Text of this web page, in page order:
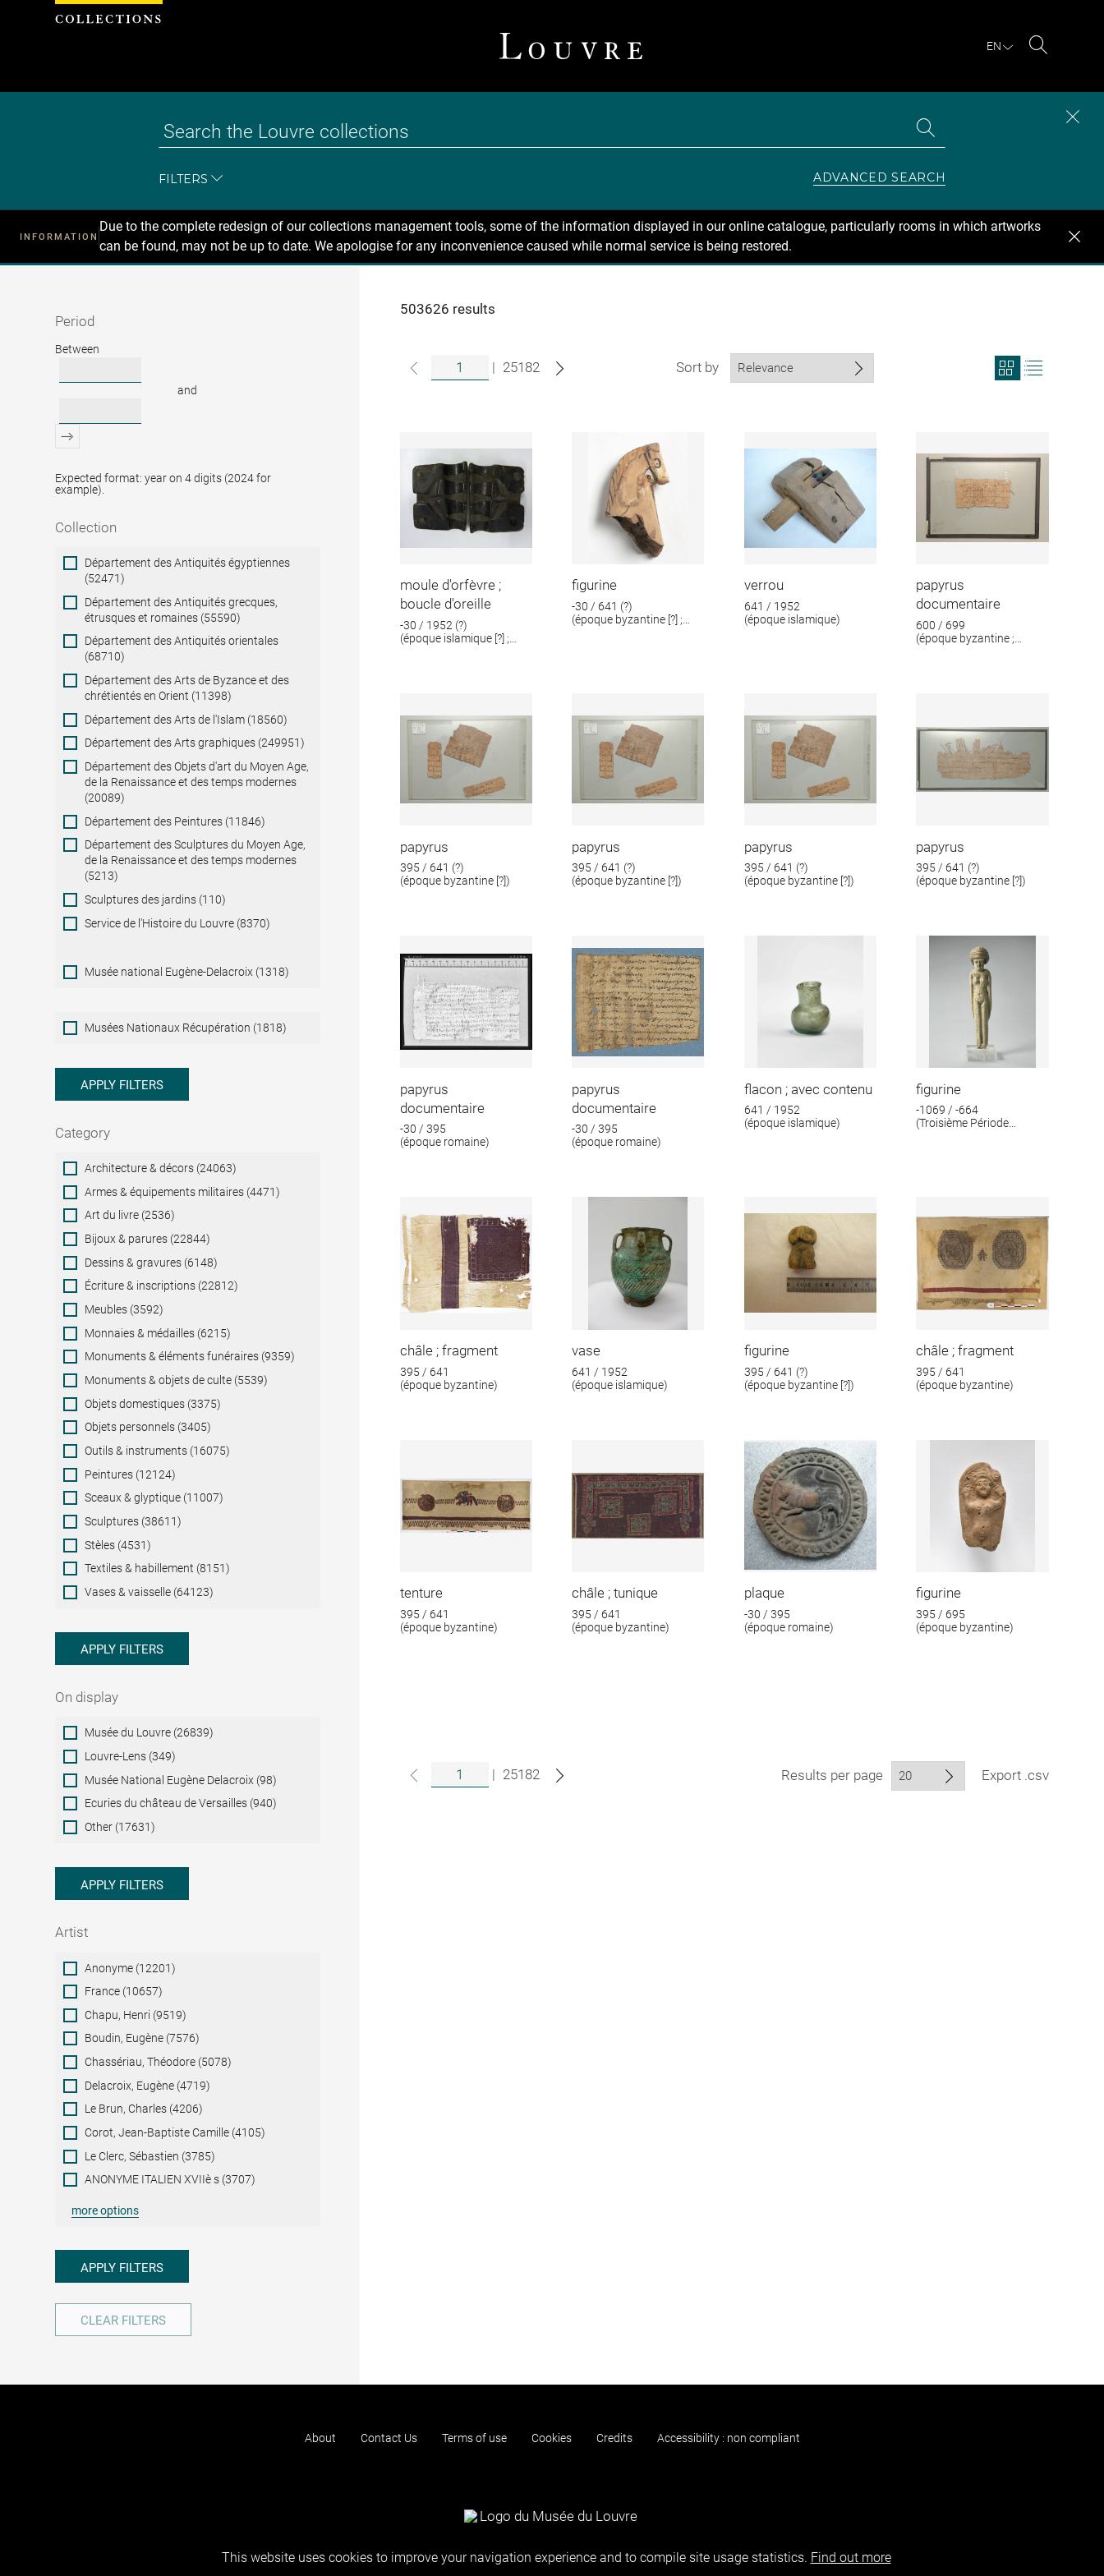
EN
FILTERS ADVANCED SEARCH
INFORMATION
Due to the complete redesign of our collections management tools, some of the information displayed in our online catalogue, particularly rooms in which artworks
can be found, may not be up to date. We apologise for any inconvenience caused while normal service is being restored.
Recherche
Period
Period
Between
and
Expected format: year on 4 digits (2024 for
example).
Collection
Collection
Département des Antiquités égyptiennes
(52471)
Département des Antiquités grecques,
étrusques et romaines (55590)
Département des Antiquités orientales
(68710)
Département des Arts de Byzance et des
chrétientés en Orient (11398)
Département des Arts de l'Islam (18560)
Département des Arts graphiques (249951)
Département des Objets d'art du Moyen Age,
de la Renaissance et des temps modernes
(20089)
Département des Peintures (11846)
Département des Sculptures du Moyen Age,
de la Renaissance et des temps modernes
(5213)
Sculptures des jardins (110)
Service de l'Histoire du Louvre (8370)
Musée national Eugène-Delacroix (1318)
Musées
Nationaux
Musées Nationaux Récupération (1818)
APPLY FILTERS
Category
Category
Architecture & décors (24063)
Armes & équipements militaires (4471)
Art du livre (2536)
Bijoux & parures (22844)
Dessins & gravures (6148)
Écriture & inscriptions (22812)
Meubles (3592)
Monnaies & médailles (6215)
Monuments & éléments funéraires (9359)
Monuments & objets de culte (5539)
Objets domestiques (3375)
Objets personnels (3405)
Outils & instruments (16075)
Peintures (12124)
Sceaux & glyptique (11007)
Sculptures (38611)
Stèles (4531)
Textiles & habillement (8151)
Vases & vaisselle (64123)
APPLY FILTERS
On display
On
display
Musée du Louvre (26839)
Louvre-Lens (349)
Musée National Eugène Delacroix (98)
Ecuries du château de Versailles (940)
Other (17631)
APPLY FILTERS
Artist
ArtistAnonyme (12201)
France (10657)
Chapu, Henri (9519)
Boudin, Eugène (7576)
Chassériau, Théodore (5078)
Delacroix, Eugène (4719)
Le Brun, Charles (4206)
Corot, Jean-Baptiste Camille (4105)
Le Clerc, Sébastien (3785)
ANONYME ITALIEN XVIIè s (3707)
more options
APPLY FILTERS
CLEAR FILTERS
503626 results
| 25182 Sort by
View
search
moule d'orfèvre ;
boucle d'oreille
-30 / 1952 (?)
(époque islamique [?] ;
figurine
-30 / 641 (?)
(époque byzantine [?] ;
verrou
641 / 1952
(époque islamique)
papyrus
documentaire
600 / 699
(époque byzantine ;
papyrus
395 / 641 (?)
(époque byzantine [?])
papyrus
395 / 641 (?)
(époque byzantine [?])
papyrus
395 / 641 (?)
(époque byzantine [?])
papyrus
395 / 641 (?)
(époque byzantine [?])
papyrus
documentaire
-30 / 395
(époque romaine)
papyrus
documentaire
-30 / 395
(époque romaine)
flacon ; avec contenu
641 / 1952
(époque islamique)
figurine
-1069 / -664
(Troisième Période
châle ; fragment
395 / 641
(époque byzantine)
vase
641 / 1952
(époque islamique)
figurine
395 / 641 (?)
(époque byzantine [?])
châle ; fragment
395 / 641
(époque byzantine)
tenture
395 / 641
(époque byzantine)
châle ; tunique
395 / 641
(époque byzantine)
plaque
-30 / 395
(époque romaine)
figurine
395 / 695
(époque byzantine)
| 25182 Results per page Export .csv
About Contact Us Terms of use Cookies Credits Accessibility : non compliant
Cookies management panel
This website uses cookies to improve your navigation experience and to compile site usage statistics. Find out more